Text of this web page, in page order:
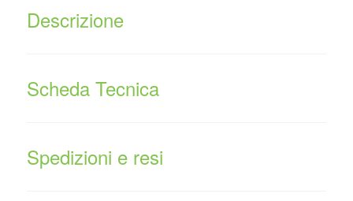
Descrizione
Scheda Tecnica
Spedizioni e resi